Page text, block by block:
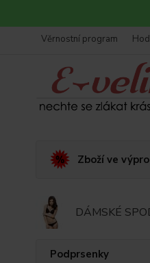
Věrnostní program
Zboží ve
DÁMSKÉ
Podprsenky